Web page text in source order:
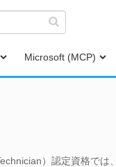
Microsoft (MCP)
）認定資格で